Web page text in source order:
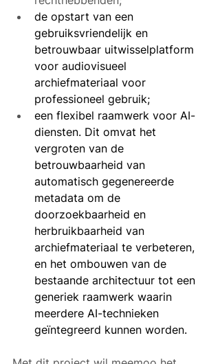
de opstart van een
gebruiksvriendelijk en
betrouwbaar uitwisselplatform
voor audiovisueel
archiefmateriaal voor
professioneel gebruik;
een flexibel raamwerk voor AI-
diensten. Dit omvat het
vergroten van de
betrouwbaarheid van
automatisch gegenereerde
metadata om de
doorzoekbaarheid en
herbruikbaarheid van
archiefmateriaal te verbeteren,
en het ombouwen van de
bestaande architectuur tot een
generiek raamwerk waarin
meerdere AI-technieken
geïntegreerd kunnen worden.